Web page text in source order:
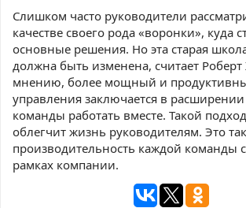
Слишком часто руководители
качестве своего рода «воронки», куда
основные решения. Но эта старая
должна быть изменена, считает Роберт
мнению, более мощный и
управления заключается в
команды работать вместе. Такой
облегчит жизнь руководителям. Это
производительность каждой команды
рамках компании.